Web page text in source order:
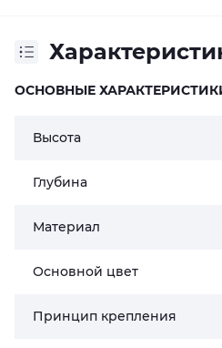
ОСНОВНЫЕ
Высота
Глубина
Материал
Основной цвет
Принцип крепления